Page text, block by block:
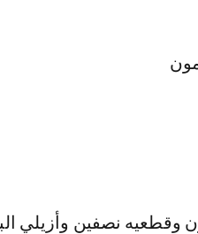
وقطعيه نصفين وأزيلي